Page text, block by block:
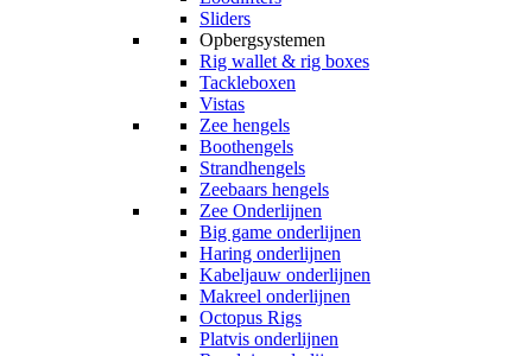
Sliders
Opbergsystemen
Rig wallet & rig boxes
Tackleboxen
Vistas
Zee hengels
Boothengels
Strandhengels
Zeebaars hengels
Zee Onderlijnen
Big game onderlijnen
Haring onderlijnen
Kabeljauw onderlijnen
Makreel onderlijnen
Octopus Rigs
Platvis onderlijnen